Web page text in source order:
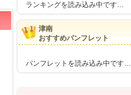
ランキングを読み込み中です…
津南
おすすめパンフレット
パンフレットを読み込み中です…